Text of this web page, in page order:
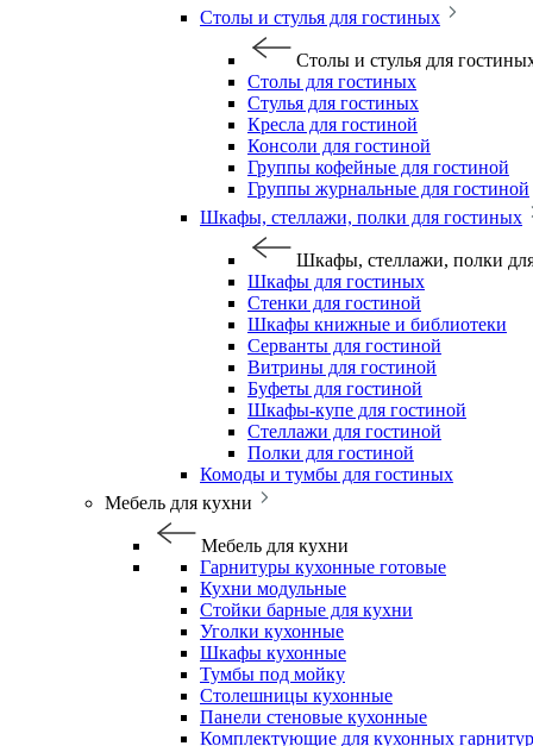
Столы и стулья для гостиных
Столы и стулья для
Столы для гостиных
Стулья для гостиных
Кресла для гостиной
Консоли для гостиной
Группы кофейные для гостиной
Группы журнальные для гостиной
Шкафы, стеллажи, полки для гостиных
Шкафы, стеллажи, полки
Шкафы для гостиных
Стенки для гостиной
Шкафы книжные и библиотеки
Серванты для гостиной
Витрины для гостиной
Буфеты для гостиной
Шкафы-купе для гостиной
Стеллажи для гостиной
Полки для гостиной
Комоды и тумбы для гостиных
Мебель для кухни
Мебель для кухни
Гарнитуры кухонные готовые
Кухни модульные
Стойки барные для кухни
Уголки кухонные
Шкафы кухонные
Тумбы под мойку
Столешницы кухонные
Панели стеновые кухонные
Комплектующие для кухонных